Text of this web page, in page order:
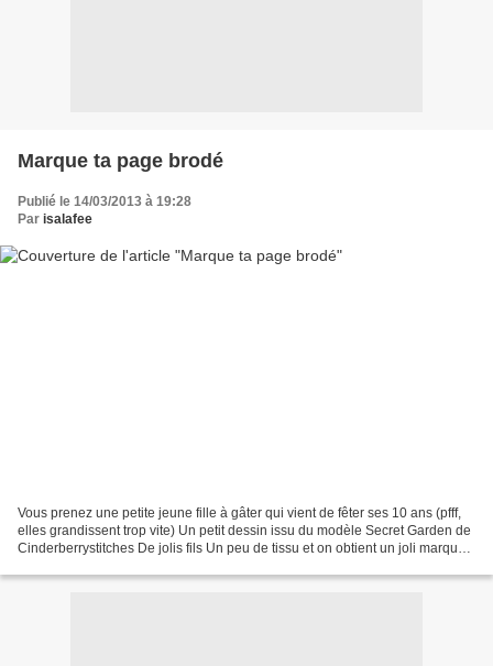
Marque ta page brodé
Publié le 14/03/2013 à 19:28
Par isalafee
Vous prenez une petite jeune fille à gâter qui vient de fêter ses 10 ans (pfff,
elles grandissent trop vite) Un petit dessin issu du modèle Secret Garden de
Cinderberrystitches De jolis fils Un peu de tissu et on obtient un joli marque